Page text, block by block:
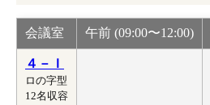
会議室 午前 (09:00〜12:00)
４－Ｉ
ロの字型
12名収容